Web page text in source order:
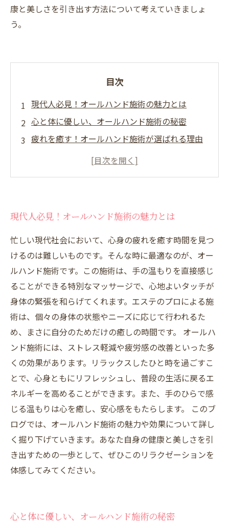
康と美しさを引き出す方法について考えていきましょ
う。
目次
現代人必見！オールハンド施術の魅力とは
心と体に優しい、オールハンド施術の秘密
疲れを癒す！オールハンド施術が選ばれる理由
ストレスからの解放！施術を受けることの重要
健康と美を引き出す、あなたのご褒美タイム
心身の疲れをリセット！オールハンド施術を体
感しよう
現代人必見！オールハンド施術の魅力とは
忙しい現代社会において、心身の疲れを癒す時間を見つ
けるのは難しいものです。そんな時に最適なのが、オー
ルハンド施術です。この施術は、手の温もりを直接感じ
ることができる特別なマッサージで、心地よいタッチが
身体の緊張を和らげてくれます。エステのプロによる施
術は、個々の身体の状態やニーズに応じて行われるた
め、まさに自分のためだけの癒しの時間です。 オールハ
ンド施術には、ストレス軽減や疲労感の改善といった多
くの効果があります。リラックスしたひと時を過ごすこ
とで、心身ともにリフレッシュし、普段の生活に戻るエ
ネルギーを高めることができます。また、手のひらで感
じる温もりは心を癒し、安心感をもたらします。 このブ
ログでは、オールハンド施術の魅力や効果について詳し
く掘り下げていきます。あなた自身の健康と美しさを引
き出すための一歩として、ぜひこのリラクゼーションを
体感してみてください。
心と体に優しい、オールハンド施術の秘密